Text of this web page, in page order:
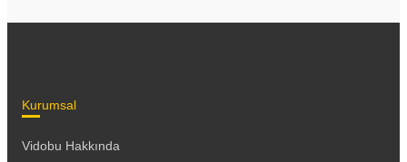
Kurumsal
Vidobu Hakkında